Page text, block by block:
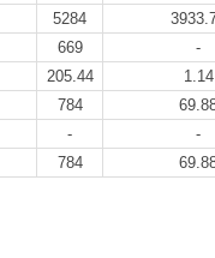
5284
669
-
205.44
1.14
784
-
-
784